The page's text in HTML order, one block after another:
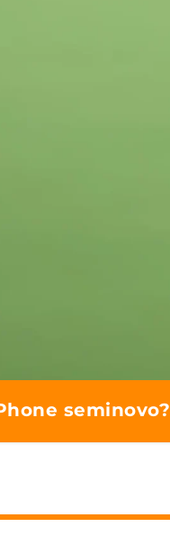
seminovo?